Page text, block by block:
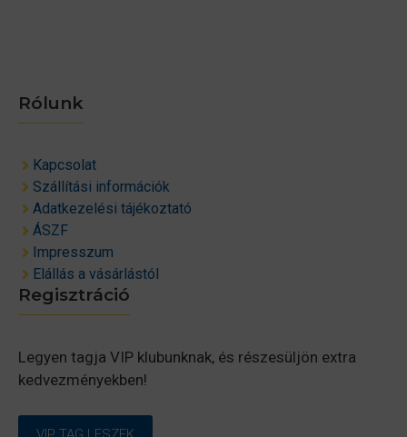
Rólunk
Kapcsolat
Szállítási információk
Adatkezelési tájékoztató
ÁSZF
Impresszum
Elállás a vásárlástól
Regisztráció
Legyen tagja VIP klubunknak, és részesüljön extra
kedvezményekben!